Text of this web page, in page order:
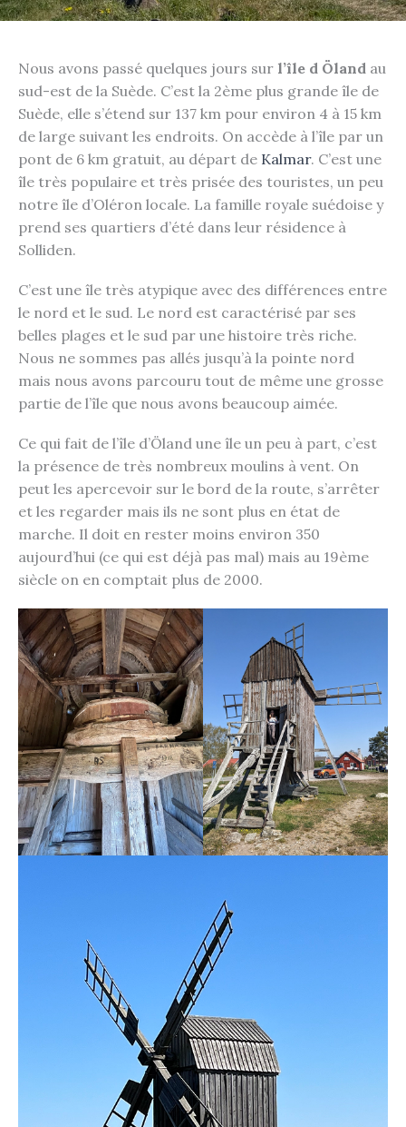
Nous avons passé quelques jours sur l’île d Öland au
sud-est de la Suède. C’est la 2ème plus grande île de
Suède, elle s’étend sur 137 km pour environ 4 à 15 km
de large suivant les endroits. On accède à l’île par un
pont de 6 km gratuit, au départ de Kalmar. C’est une
île très populaire et très prisée des touristes, un peu
notre île d’Oléron locale. La famille royale suédoise y
prend ses quartiers d’été dans leur résidence à
Solliden.
C’est une île très atypique avec des différences entre
le nord et le sud. Le nord est caractérisé par ses
belles plages et le sud par une histoire très riche.
Nous ne sommes pas allés jusqu’à la pointe nord
mais nous avons parcouru tout de même une grosse
partie de l’île que nous avons beaucoup aimée.
Ce qui fait de l’île d’Öland une île un peu à part, c’est
la présence de très nombreux moulins à vent. On
peut les apercevoir sur le bord de la route, s’arrêter
et les regarder mais ils ne sont plus en état de
marche. Il doit en rester moins environ 350
aujourd’hui (ce qui est déjà pas mal) mais au 19ème
siècle on en comptait plus de 2000.